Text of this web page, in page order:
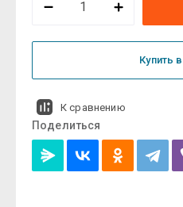
Купить
К сравнению
Поделиться